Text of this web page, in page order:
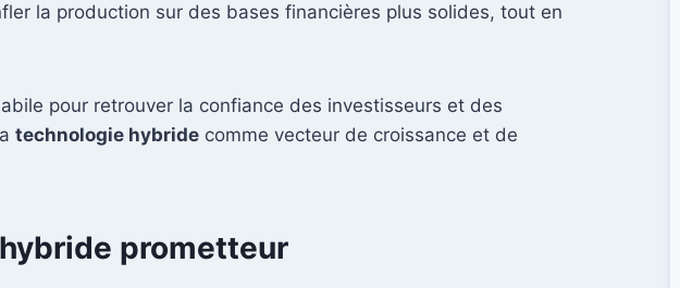
la production sur des bases financières plus solides, tout en
pour retrouver la confiance des investisseurs et des
technologie hybride comme vecteur de croissance et de
prometteur